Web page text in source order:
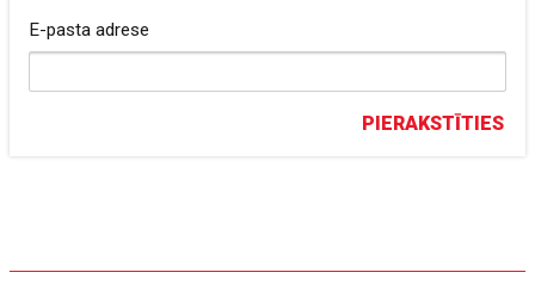
E-pasta adrese
PIERAKSTĪTIES